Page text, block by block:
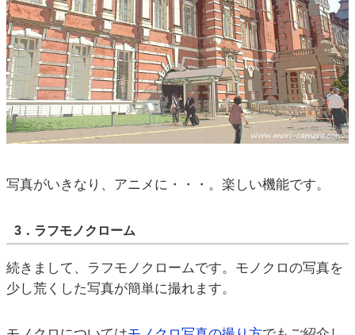
写真がいきなり、アニメに・・・。楽しい機能です。
3．ラフモノクローム
続きまして、ラフモノクロームです。モノクロの写真を
少し荒くした写真が簡単に撮れます。